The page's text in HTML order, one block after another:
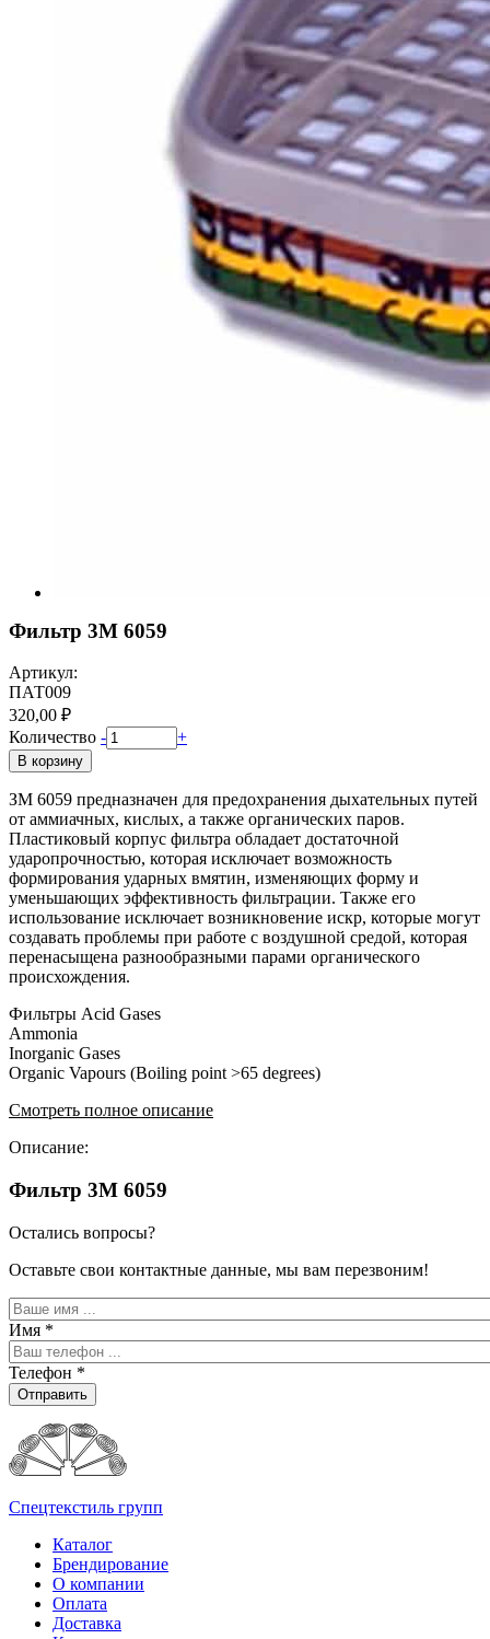
Фильтр 3М 6059
Артикул:
ПАТ009
320,00 ₽
Количество - +
В корзину
ЗМ 6059 предназначен для предохранения дыхательных путей
от аммиачных, кислых, а также органических паров.
Пластиковый корпус фильтра обладает достаточной
ударопрочностью, которая исключает возможность
формирования ударных вмятин, изменяющих форму и
уменьшающих эффективность фильтрации. Также его
использование исключает возникновение искр, которые могут
создавать проблемы при работе с воздушной средой, которая
перенасыщена разнообразными парами органического
происхождения.
Фильтры Acid Gases
Ammonia
Inorganic Gases
Organic Vapours (Boiling point >65 degrees)
Смотреть полное описание
Описание:
Фильтр 3М 6059
Остались вопросы?
Оставьте свои контактные данные, мы вам перезвоним!
Имя *
Телефон *
Отправить
Спецтекстиль групп
Каталог
Брендирование
О компании
Оплата
Доставка